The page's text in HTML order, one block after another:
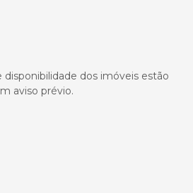
disponibilidade dos imóveis estão
aviso prévio.